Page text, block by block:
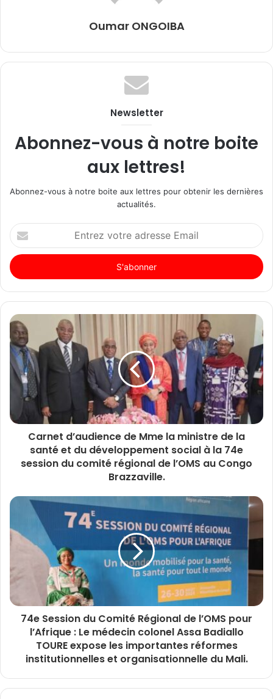
Oumar ONGOIBA
Newsletter
Abonnez-vous à notre boite
aux lettres!
Abonnez-vous à notre boite aux lettres pour obtenir les dernières
actualités.
Entrez
votre
adresse
Email
Carnet d’audience de Mme la ministre de la
santé et du développement social à la 74e
session du comité régional de l’OMS au Congo
Brazzaville.
74e Session du Comité Régional de l’OMS pour
l’Afrique : Le médecin colonel Assa Badiallo
TOURE expose les importantes réformes
institutionnelles et organisationnelle du Mali.